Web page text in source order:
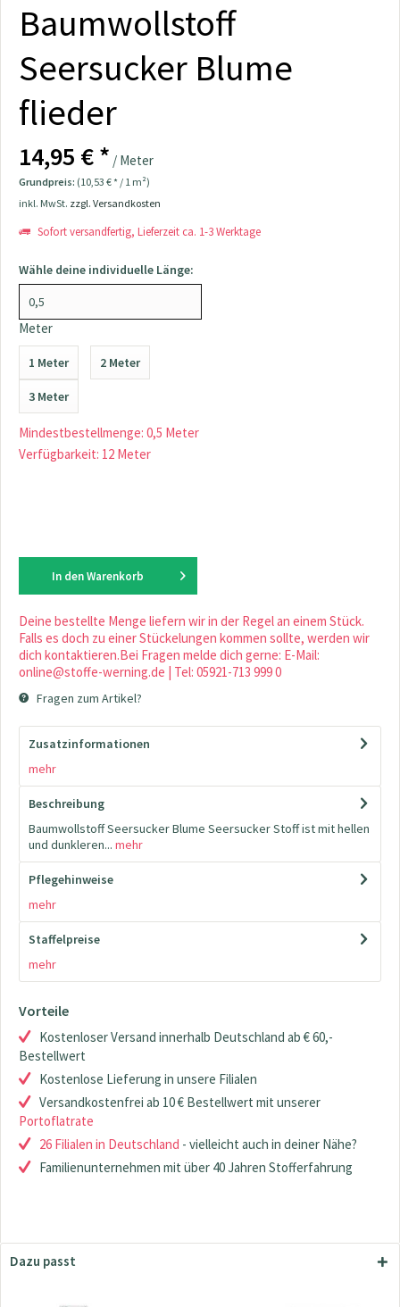
Baumwollstoff
Seersucker Blume
flieder
14,95 € * / Meter
Grundpreis: (10,53 € * / 1 m²)
inkl. MwSt. zzgl. Versandkosten
Sofort versandfertig, Lieferzeit ca. 1-3 Werktage
Wähle deine individuelle Länge:
Meter
1 Meter 2 Meter
3 Meter
Mindestbestellmenge: 0,5 Meter
Verfügbarkeit: 12 Meter
In den Warenkorb
Deine bestellte Menge liefern wir in der Regel an einem Stück.
Falls es doch zu einer Stückelungen kommen sollte, werden wir
dich kontaktieren.Bei Fragen melde dich gerne: E-Mail:
online@stoffe-werning.de | Tel: 05921-713 999 0
Fragen zum Artikel?
Zusatzinformationen
mehr
Beschreibung
Baumwollstoff Seersucker Blume Seersucker Stoff ist mit hellen
und dunkleren... mehr
Pflegehinweise
mehr
Staffelpreise
mehr
Vorteile
Kostenloser Versand innerhalb Deutschland ab € 60,-
Bestellwert
Kostenlose Lieferung in unsere Filialen
Versandkostenfrei ab 10 € Bestellwert mit unserer
Portoflatrate
26 Filialen in Deutschland - vielleicht auch in deiner Nähe?
Familienunternehmen mit über 40 Jahren Stofferfahrung
Dazu passt